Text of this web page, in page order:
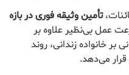
تأمین وثیقه فوری در بازه
عمل بی‌نظیر علاوه بر
خانواده زندانی، روند
می‌دهد.